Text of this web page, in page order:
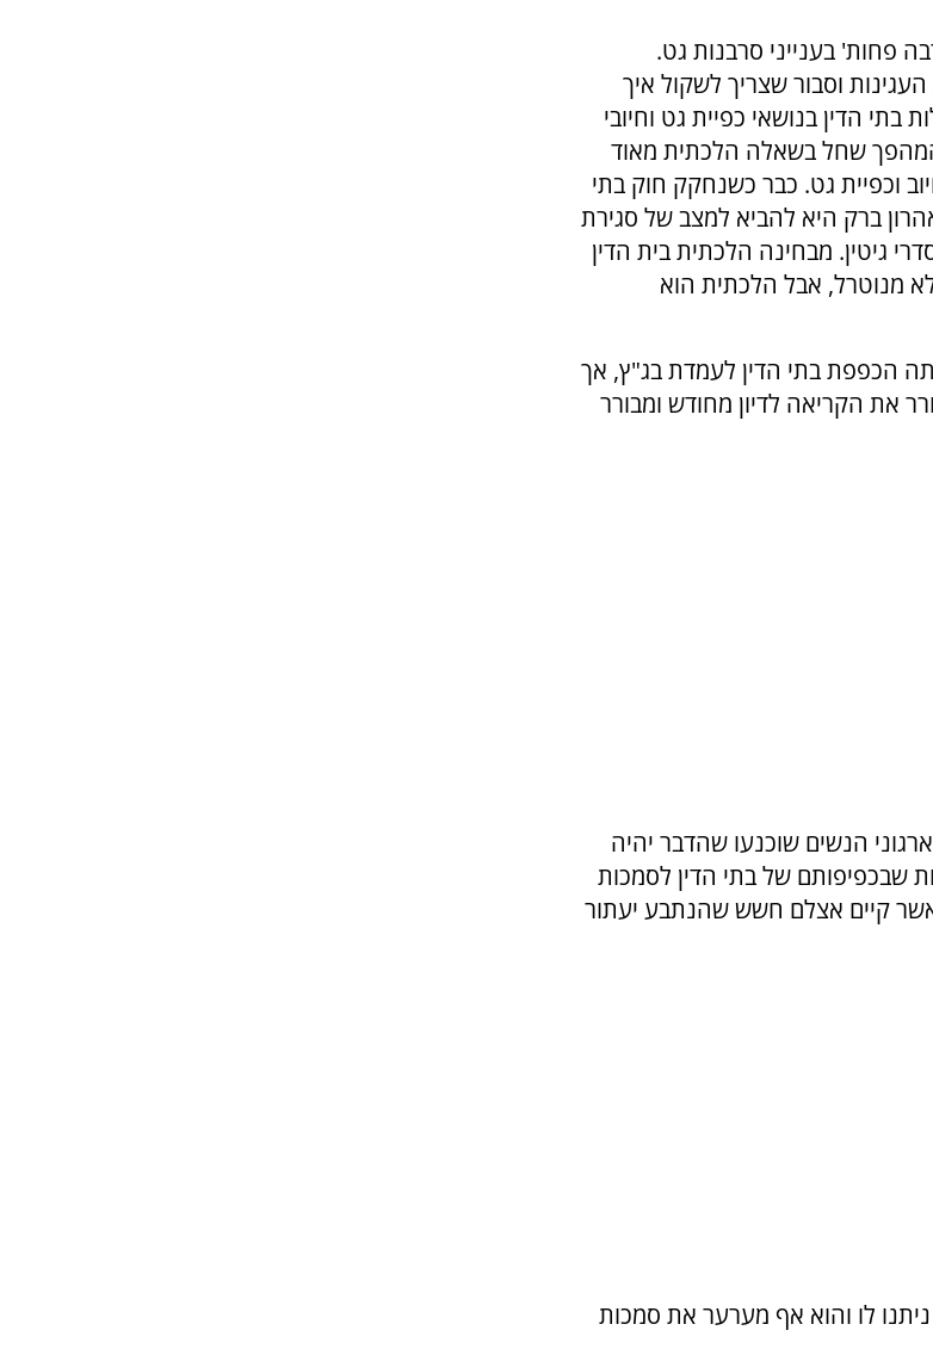
פחות' בענייני סרבנות גט.
וסבור שצריך לשקול איך
הדין בנושאי כפיית גט וחיובי
שחל בשאלה הלכתית מאוד
וכפיית גט. כבר כשנחקק חוק בתי
ברק היא להביא למצב של סגירת
גיטין. מבחינה הלכתית בית הדין
מנוטרל, אבל הלכתית הוא
הכפפת בתי הדין לעמדת בג"ץ, אך
את הקריאה לדיון מחודש ומבורר
הנשים שוכנעו שהדבר יהיה
שבכפיפותם של בתי הדין לסמכות
קיים אצלם חשש שהנתבע יעתור
לו והוא אף מערער את סמכות